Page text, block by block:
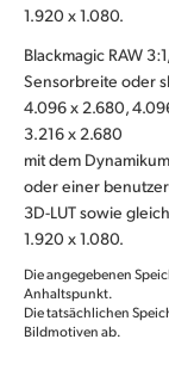
1.920 x 1.080.
Blackmagic RAW
Sensorbreite oder
4.096 x 2.680,
3.216 x 2.680
mit dem
oder einer
3D-LUT sowie
1.920 x 1.080.
Die angegebenen
Anhaltspunkt.
Die tatsächlichen
Bildmotiven ab.